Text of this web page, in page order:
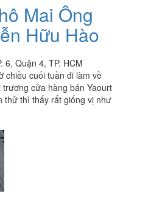
Mai Ông
Hữu Hào
6, Quận 4, TP. HCM
chiều cuối tuần đi làm về
cửa hàng bán Yaourt
thử thì thấy rất giống vị như